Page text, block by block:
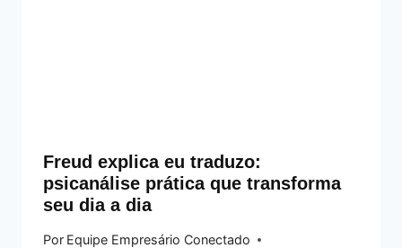
Freud explica eu traduzo:
psicanálise prática que transforma
seu dia a dia
Por Equipe Empresário Conectado